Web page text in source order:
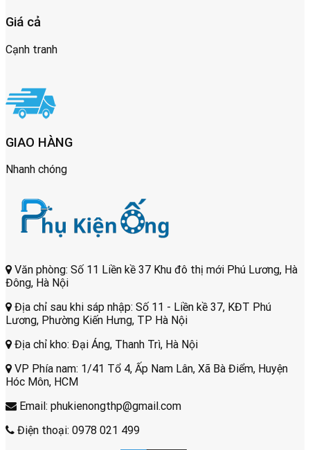
Giá cả
Cạnh tranh
GIAO HÀNG
Nhanh chóng
Văn phòng: Số 11 Liền kề 37 Khu đô thị mới Phú Lương, Hà
Đông, Hà Nội
Địa chỉ sau khi sáp nhập: Số 11 - Liền kề 37, KĐT Phú
Lương, Phường Kiến Hưng, TP Hà Nội
Địa chỉ kho: Đại Áng, Thanh Trì, Hà Nội
VP Phía nam: 1/41 Tổ 4, Ấp Nam Lân, Xã Bà Điểm, Huyện
Hóc Môn, HCM
Email: phukienongthp@gmail.com
Điện thoại: 0978 021 499